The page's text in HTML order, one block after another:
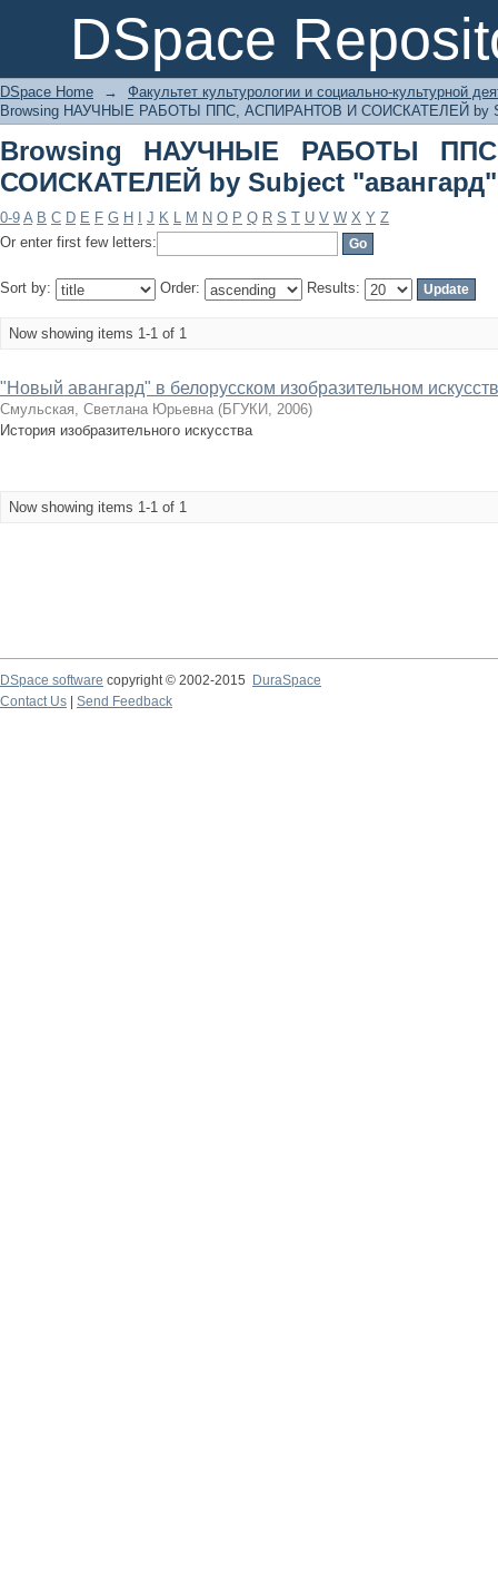
DSpace
Browsing НАУЧНЫЕ РАБОТЫ ППС,
"авангард"
DSpace Home →
Факультет культурологии и социально-культурной
Browsing НАУЧНЫЕ РАБОТЫ ППС, АСПИРАНТОВ И СОИСКАТЕЛЕЙ by
Browsing НАУЧНЫЕ РАБОТЫ
СОИСКАТЕЛЕЙ by Subject "авангард"
0-9 A B C D E F G H J K L M N O P Q R S T U V W X Y Z
Or enter first few letters:
Sort by: Order: Results:
Now showing items 1-1 of 1
"Новый авангард" в белорусском изобразительном
Смульская, Светлана Юрьевна (БГУКИ, 2006)
История изобразительного искусства
Now showing items 1-1 of 1
DSpace software copyright © 2002-2015
DuraSpace
Contact Us
Send Feedback